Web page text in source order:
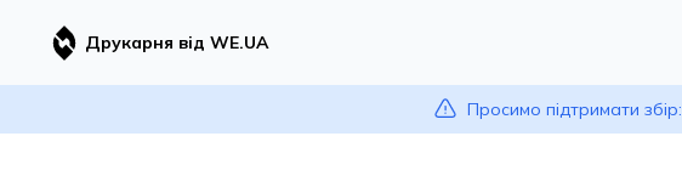
Друкарня від WE.UA
Просимо підтримати збір: